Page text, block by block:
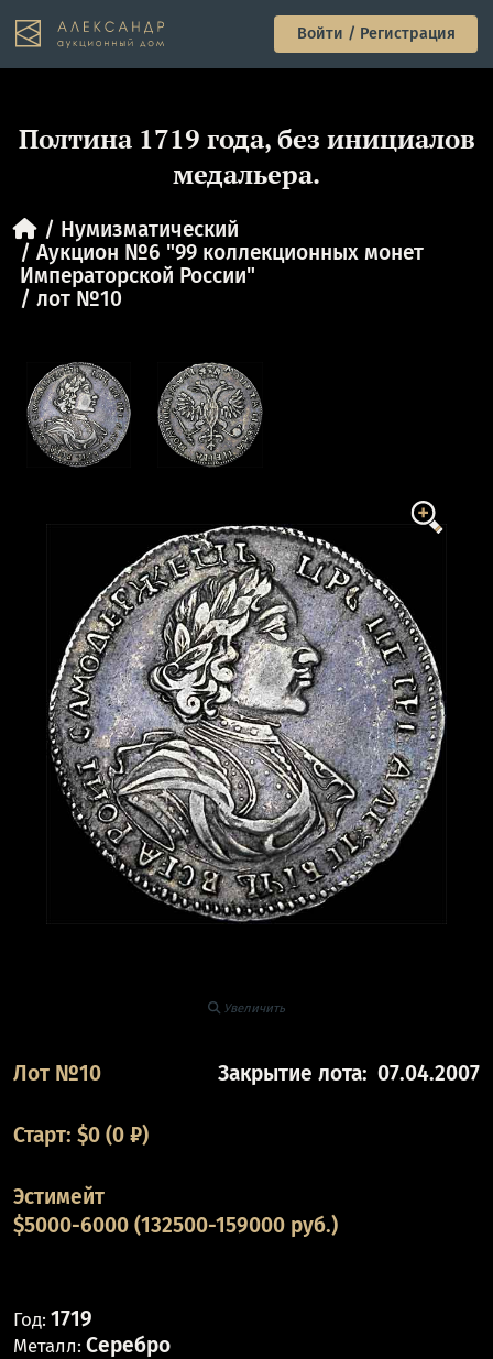
Войти / Регистрация
Полтина 1719 года, без инициалов
медальера.
Нумизматический
Аукцион №6 "99 коллекционных монет
Императорской России"
лот №10
Увеличить
Лот №10 Закрытие лота: 07.04.2007
Старт: $0(0 ₽)
Эстимейт
$5000-6000 (132500-159000 руб.)
Год: 1719
Металл: Серебро